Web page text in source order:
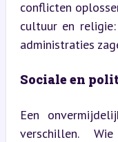
conflicten
cultuur en
administraties
Sociale en
Een
verschillen.